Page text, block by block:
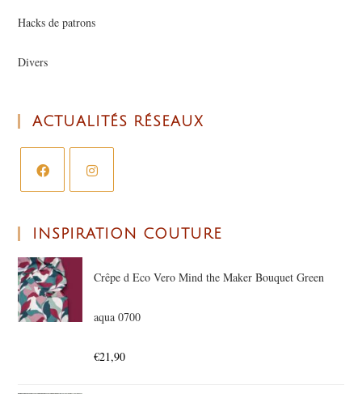
Hacks de patrons
Divers
ACTUALITÉS RÉSEAUX
INSPIRATION COUTURE
Crêpe d Eco Vero Mind the Maker Bouquet Green
aqua 0700
€21,90